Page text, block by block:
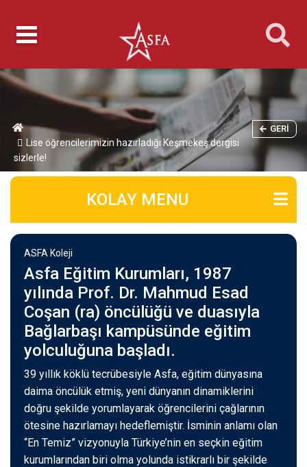
Lise öğrencilerimizin hazırladığı Keşmekeş dergisi
sizlerle!
GERI
KOLAY MENU
ASFA Koleji
Asfa Eğitim Kurumları, 1987
yılında Prof. Dr. Mahmud Esad
Coşan (ra) öncülüğü ve duasıyla
Bağlarbaşı kampüsünde eğitim
yolculuğuna başladı.
39 yıllık köklü tecrübesiyle Asfa, eğitim dünyasına
daima öncülük etmiş, yeni dünyanın dinamiklerini
doğru şekilde yorumlayarak öğrencilerini çağlarının
ötesine hazırlamayı hedeflemiştir. İsminin anlamı olan
“En Temiz” vizyonuyla Türkiye’nin en seçkin eğitim
kurumlarından biri olma yolunda istikrarlı bir şekilde